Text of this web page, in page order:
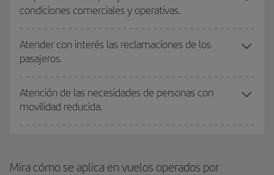
condiciones comerciales y operativas.
Atender con interés las reclamaciones de los
pasajeros.
Atención de las necesidades de personas con
movilidad reducida.
Mira cómo se aplica en vuelos operados por